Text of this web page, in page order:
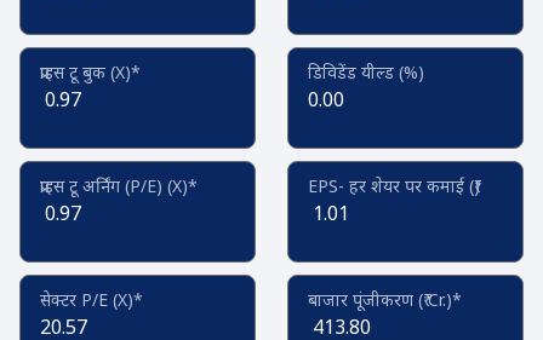
प्राइस टू बुक (X)*
0.97
डिविडेंड यील्ड (%)
0.00
प्राइस टू अर्निंग (P/E) (X)*
0.97
EPS- हर शेयर पर कमाई (₹)
1.01
सेक्टर P/E (X)*
20.57
बाजार पूंजीकरण (₹ Cr.)*
413.80